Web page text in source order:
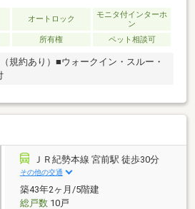
オートロック
モニタ付インターホ
ン
所有権 ペット相談可
規約あり）■ウォークイン・スルー・
ＪＲ紀勢本線 宮前駅 徒歩30分
その他の交通
築43年2ヶ月/5階建
総戸数10戸